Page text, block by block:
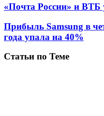
«Почта России» и ВТБ
Прибыль Samsung в
года упала на 40%
Статьи по Теме